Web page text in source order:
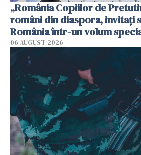
„România Copiilor de
români din diaspora, invitați
România într-un volum
06 AUGUST 2026